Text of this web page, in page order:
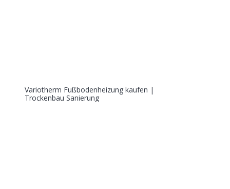
Variotherm Fußbodenheizung kaufen |
Trockenbau Sanierung